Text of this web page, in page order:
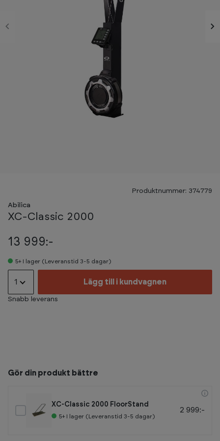
Produktnummer: 374779
Abilica
XC-Classic 2000
13 999:-
5+ I lager (Leveranstid 3-5 dagar)
1 Lägg till i kundvagnen
Snabb leverans
Gör din produkt bättre
XC-Classic 2000 FloorStand
5+ I lager (Leveranstid 3-5 dagar)
2 999:-